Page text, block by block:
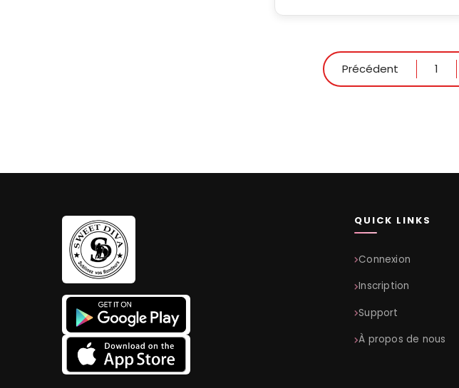
Précédent 1
QUICK LINKS
Connexion
Inscription
Support
À propos de nous